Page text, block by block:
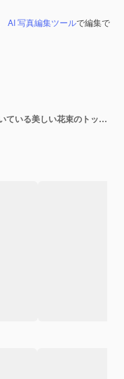
AI 写真編集ツールで編集で
灰色の木の表面にピンクのリボンが付いている美しい花束のトップビュー